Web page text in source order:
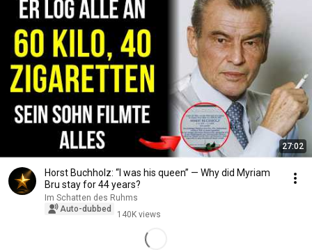
27:02
Horst Buchholz: “I was his queen” — Why did Myriam
Bru stay for 44 years?
Im Schatten des Ruhms
Auto-dubbed
140K views